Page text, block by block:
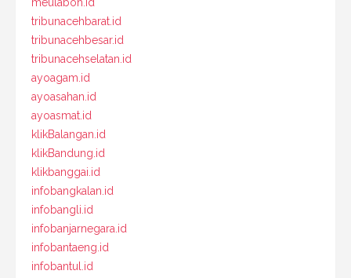
tribunacehbarat.id
tribunacehbesar.id
tribunacehselatan.id
ayoagam.id
ayoasahan.id
ayoasmat.id
klikBalangan.id
klikBandung.id
klikbanggai.id
infobangkalan.id
infobangli.id
infobanjarnegara.id
infobantaeng.id
infobantul.id